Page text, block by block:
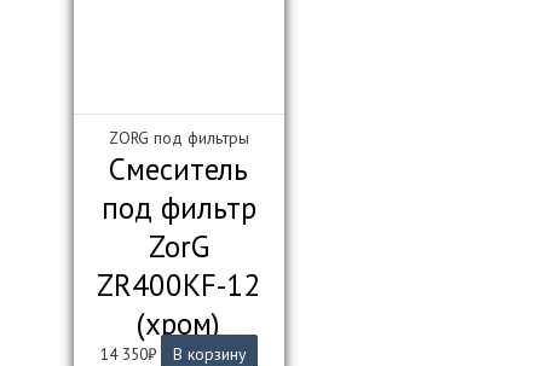
ZORG под фильтры
Смеситель
под фильтр
ZorG
ZR400KF-12
(хром)
14 350₽ В корзину